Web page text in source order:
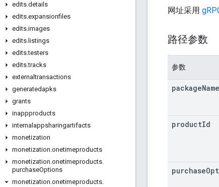
edits.details
edits.expansionfiles
edits.images
edits. listings
edits.testers
edits.tracks
externaltransactions
generatedapks
grants
inappproducts
internalappsharingartifacts
monetization
monetization.onetimeproducts
monetization.onetimeproducts.
purchaseOptions
monetization.onetimeproducts.
网址采用
路径参数
参数
packageName
productId
purchase